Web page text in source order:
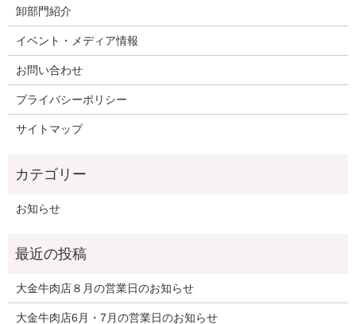
卸部門紹介
イベント・メディア情報
お問い合わせ
プライバシーポリシー
サイトマップ
お知らせ
大金牛肉店８月の営業日のお知らせ
大金牛肉店6月・7月の営業日のお知らせ